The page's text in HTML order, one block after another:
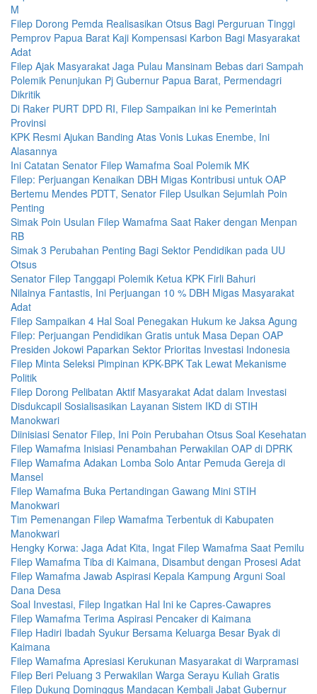
M
Filep Dorong Pemda Realisasikan Otsus Bagi Perguruan Tinggi
Pemprov Papua Barat Kaji Kompensasi Karbon Bagi Masyarakat
Adat
Filep Ajak Masyarakat Jaga Pulau Mansinam Bebas dari Sampah
Polemik Penunjukan Pj Gubernur Papua Barat, Permendagri
Dikritik
Di Raker PURT DPD RI, Filep Sampaikan ini ke Pemerintah
Provinsi
KPK Resmi Ajukan Banding Atas Vonis Lukas Enembe, Ini
Alasannya
Ini Catatan Senator Filep Wamafma Soal Polemik MK
Filep: Perjuangan Kenaikan DBH Migas Kontribusi untuk OAP
Bertemu Mendes PDTT, Senator Filep Usulkan Sejumlah Poin
Penting
Simak Poin Usulan Filep Wamafma Saat Raker dengan Menpan
RB
Simak 3 Perubahan Penting Bagi Sektor Pendidikan pada UU
Otsus
Senator Filep Tanggapi Polemik Ketua KPK Firli Bahuri
Nilainya Fantastis, Ini Perjuangan 10 % DBH Migas Masyarakat
Adat
Filep Sampaikan 4 Hal Soal Penegakan Hukum ke Jaksa Agung
Filep: Perjuangan Pendidikan Gratis untuk Masa Depan OAP
Presiden Jokowi Paparkan Sektor Prioritas Investasi Indonesia
Filep Minta Seleksi Pimpinan KPK-BPK Tak Lewat Mekanisme
Politik
Filep Dorong Pelibatan Aktif Masyarakat Adat dalam Investasi
Disdukcapil Sosialisasikan Layanan Sistem IKD di STIH
Manokwari
Diinisiasi Senator Filep, Ini Poin Perubahan Otsus Soal Kesehatan
Filep Wamafma Inisiasi Penambahan Perwakilan OAP di DPRK
Filep Wamafma Adakan Lomba Solo Antar Pemuda Gereja di
Mansel
Filep Wamafma Buka Pertandingan Gawang Mini STIH
Manokwari
Tim Pemenangan Filep Wamafma Terbentuk di Kabupaten
Manokwari
Hengky Korwa: Jaga Adat Kita, Ingat Filep Wamafma Saat Pemilu
Filep Wamafma Tiba di Kaimana, Disambut dengan Prosesi Adat
Filep Wamafma Jawab Aspirasi Kepala Kampung Arguni Soal
Dana Desa
Soal Investasi, Filep Ingatkan Hal Ini ke Capres-Cawapres
Filep Wamafma Terima Aspirasi Pencaker di Kaimana
Filep Hadiri Ibadah Syukur Bersama Keluarga Besar Byak di
Kaimana
Filep Wamafma Apresiasi Kerukunan Masyarakat di Warpramasi
Filep Beri Peluang 3 Perwakilan Warga Serayu Kuliah Gratis
Filep Dukung Dominggus Mandacan Kembali Jabat Gubernur